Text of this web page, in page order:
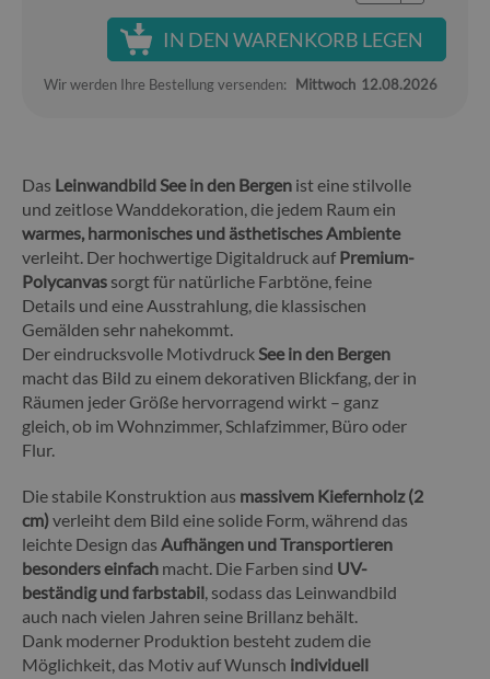
IN DEN WARENKORB LEGEN
Wir werden Ihre Bestellung versenden: Mittwoch 12.08.2026
Das Leinwandbild See in den Bergen ist eine stilvolle
und zeitlose Wanddekoration, die jedem Raum ein
warmes, harmonisches und ästhetisches Ambiente
verleiht. Der hochwertige Digitaldruck auf Premium-
Polycanvas sorgt für natürliche Farbtöne, feine
Details und eine Ausstrahlung, die klassischen
Gemälden sehr nahekommt.
Der eindrucksvolle MotivdruckSee in den Bergen
macht das Bild zu einem dekorativen Blickfang, der in
Räumen jeder Größe hervorragend wirkt – ganz
gleich, ob im Wohnzimmer, Schlafzimmer, Büro oder
Flur.
Die stabile Konstruktion aus massivem Kiefernholz (2
cm)verleiht dem Bild eine solide Form, während das
leichte Design das Aufhängen und Transportieren
besonders einfach macht. Die Farben sind UV-
beständig und farbstabil, sodass das Leinwandbild
auch nach vielen Jahren seine Brillanz behält.
Dank moderner Produktion besteht zudem die
Möglichkeit, das Motiv auf Wunsch individuell